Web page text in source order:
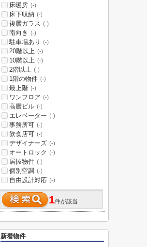
床暖房 (-)
床下収納 (-)
複層ガラス (-)
南向き (-)
駐車場あり (-)
20階以上 (-)
10階以上 (-)
2階以上 (-)
1階の物件 (-)
最上階 (-)
ワンフロア (-)
高層ビル (-)
エレベーター (-)
事務所可 (-)
飲食店可 (-)
デザイナーズ (-)
オートロック (-)
居抜物件 (-)
個別空調 (-)
自由設計対応 (-)
1件が該当
新着物件